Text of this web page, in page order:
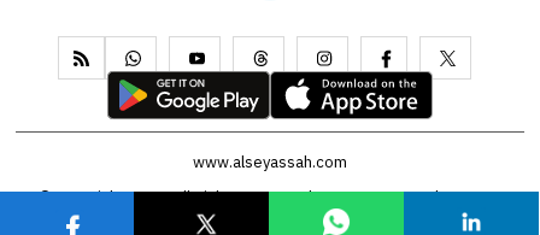
www.alseyassah.com
About us
Contact us
Copyright 2026, All Rights Reserved ©